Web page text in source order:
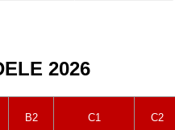
2026
B2 C1 C2